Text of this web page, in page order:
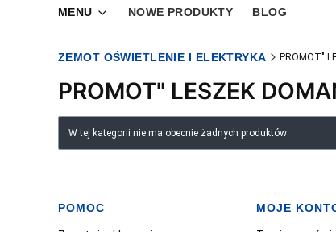
MENU NOWE PRODUKTY BLOG
ZEMOT OŚWIETLENIE I ELEKTRYKA PROMOT"
PROMOT" LESZEK
Lista produktów
W tej kategorii nie ma obecnie żadnych produktów
Linki w stopce
POMOC MOJE